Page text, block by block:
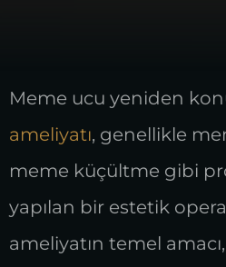
Meme ucu yeniden
ameliyatı, genellikle
meme küçültme gibi
yapılan bir estetik
ameliyatın temel